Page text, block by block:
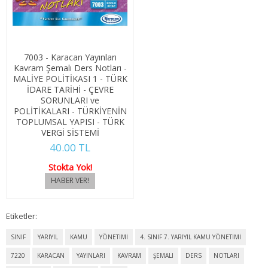
3. SINIF 6. YARIYIL ÇEKO
4. SINIF 8. YARIYIL ÇEKO
ULUSLARARASI İLİŞKİLER
1. SINIF 1. YARIYIL ULUSLARARASI İLŞ
1. SINIF 2. YARIYIL ULUSLARARASI İLŞ
2. SINIF 3. YARIYIL ULUSLARARASI İLŞ
3. SINIF 6. YARIYIL ULUSLARARASI İLŞ
7003 - Karacan Yayınları
Kavram Şemalı Ders Notları -
MALİYE POLİTİKASI 1 - TÜRK
İDARE TARİHİ - ÇEVRE
SORUNLARI ve
POLİTİKALARI - TÜRKİYENİN
TOPLUMSAL YAPISI - TÜRK
VERGİ SİSTEMİ
40.00 TL
Stokta Yok!
Etiketler:
SINIF YARIYIL KAMU YÖNETİMİ 4. SINIF 7. YARIYIL KAMU YÖNETİMİ
7220 KARACAN YAYINLARI KAVRAM ŞEMALI DERS NOTLARI